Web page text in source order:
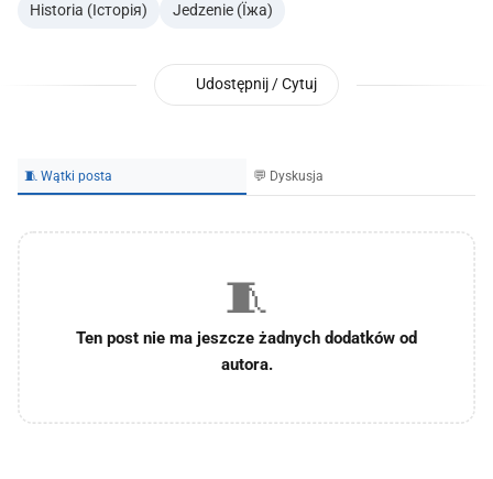
Historia (Історія) Jedzenie (Їжа)
Udostępnij / Cytuj
🧵 Wątki posta 💬 Dyskusja
🧵
Ten post nie ma jeszcze żadnych dodatków od
autora.